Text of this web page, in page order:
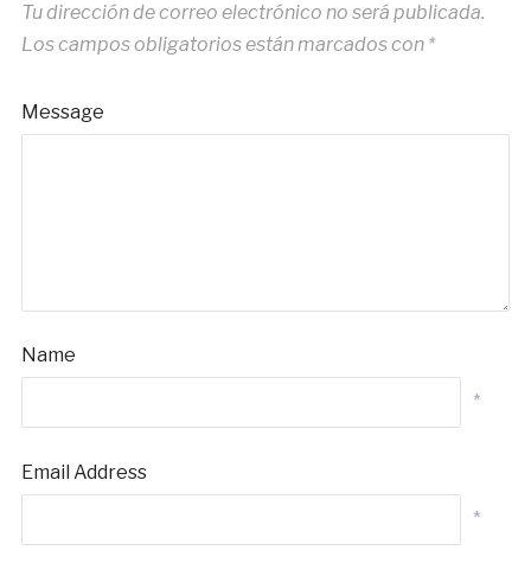
Tu dirección de correo electrónico no será publicada.
Los campos obligatorios están marcados con *
Message
Name
*
Email Address
*